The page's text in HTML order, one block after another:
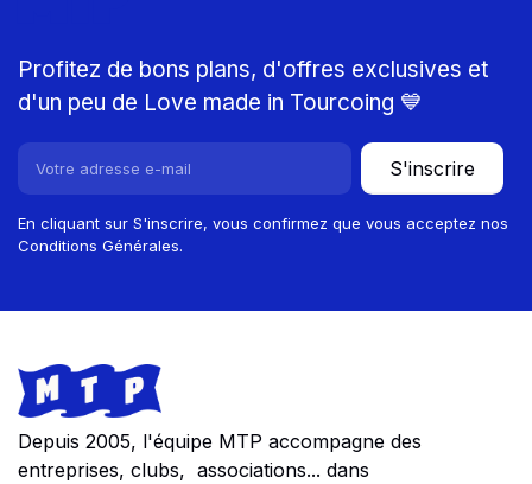
Profitez de bons plans, d'offres exclusives et
d'un peu de Love made in Tourcoing 💙
S'inscrire
En cliquant sur S'inscrire, vous confirmez que vous acceptez nos
Conditions Générales.
Footer
Store information
Depuis 2005, l'équipe MTP accompagne des
entreprises, clubs, associations... dans